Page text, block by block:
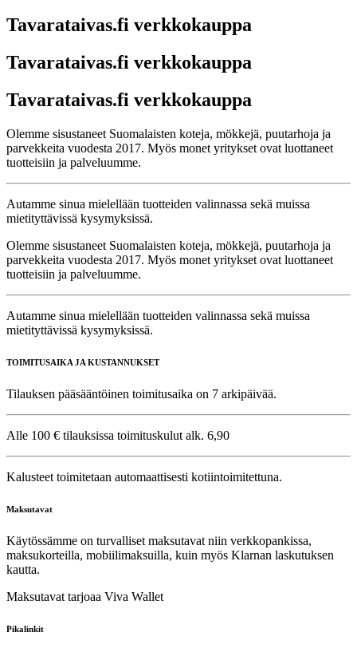
Tavarataivas.fi verkkokauppa
Tavarataivas.fi verkkokauppa
Tavarataivas.fi verkkokauppa
Olemme sisustaneet Suomalaisten koteja, mökkejä, puutarhoja ja
parvekkeita vuodesta 2017. Myös monet yritykset ovat luottaneet
tuotteisiin ja palveluumme.
Autamme sinua mielellään tuotteiden valinnassa sekä muissa
mietityttävissä kysymyksissä.
Olemme sisustaneet Suomalaisten koteja, mökkejä, puutarhoja ja
parvekkeita vuodesta 2017. Myös monet yritykset ovat luottaneet
tuotteisiin ja palveluumme.
Autamme sinua mielellään tuotteiden valinnassa sekä muissa
mietityttävissä kysymyksissä.
TOIMITUSAIKA JA KUSTANNUKSET
Tilauksen pääsääntöinen toimitusaika on 7 arkipäivää.
Alle 100 € tilauksissa toimituskulut alk. 6,90
Kalusteet toimitetaan automaattisesti kotiintoimitettuna.
Maksutavat
Käytössämme on turvalliset maksutavat niin verkkopankissa,
maksukorteilla, mobiilimaksuilla, kuin myös Klarnan laskutuksen
kautta.
Maksutavat tarjoaa Viva Wallet
Pikalinkit